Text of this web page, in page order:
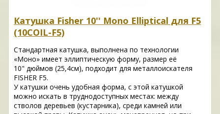
Катушка Fisher 10'' Mono Elliptical для F5
(10COIL-F5)
Стандартная катушка, выполнена по технологии
«Моно» имеет эллиптическую форму, размер её
10" дюймов (25,4см), подходит для металлоискателя
FISHER F5.
У катушки очень удобная форма, с этой катушкой
можно искать в труднодоступных местах: между
стволов деревьев (кустарника), среди камней или